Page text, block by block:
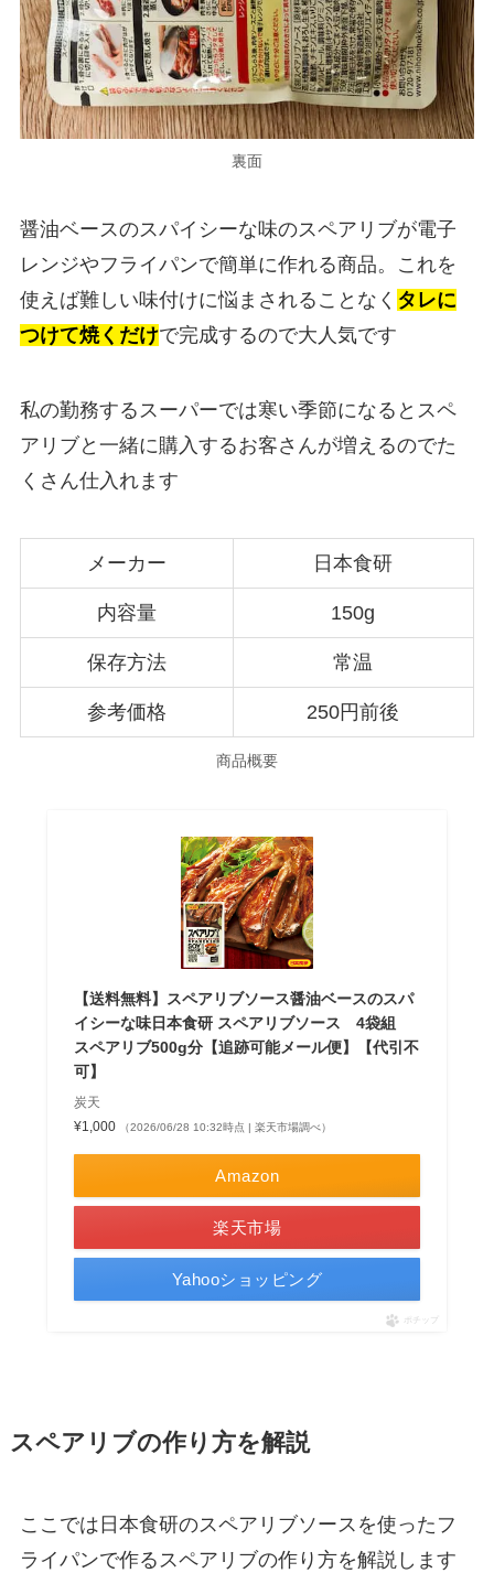
裏面
醤油ベースのスパイシーな味のスペアリブが電子
レンジやフライパンで簡単に作れる商品。これを
使えば難しい味付けに悩まされることなく タレに
つけて焼くだけで完成するので大人気です
私の勤務するスーパーでは寒い季節になるとスペ
アリブと一緒に購入するお客さんが増えるのでた
くさん仕入れます
メーカー 日本食研
内容量 150g
保存方法 常温
参考価格 250円前後
商品概要
【送料無料】スペアリブソース醤油ベースのスパ
イシーな味日本食研 スペアリブソース 4袋組
スペアリブ500g分【追跡可能メール便】【代引不
可】
炭天
¥1,000
（2026/06/28 10:32時点 | 楽天市場調べ）
Amazon
楽天市場
Yahooショッピング
ポチップ
スペアリブの作り方を解説
ここでは日本食研のスペアリブソースを使ったフ
ライパンで作るスペアリブの作り方を解説します